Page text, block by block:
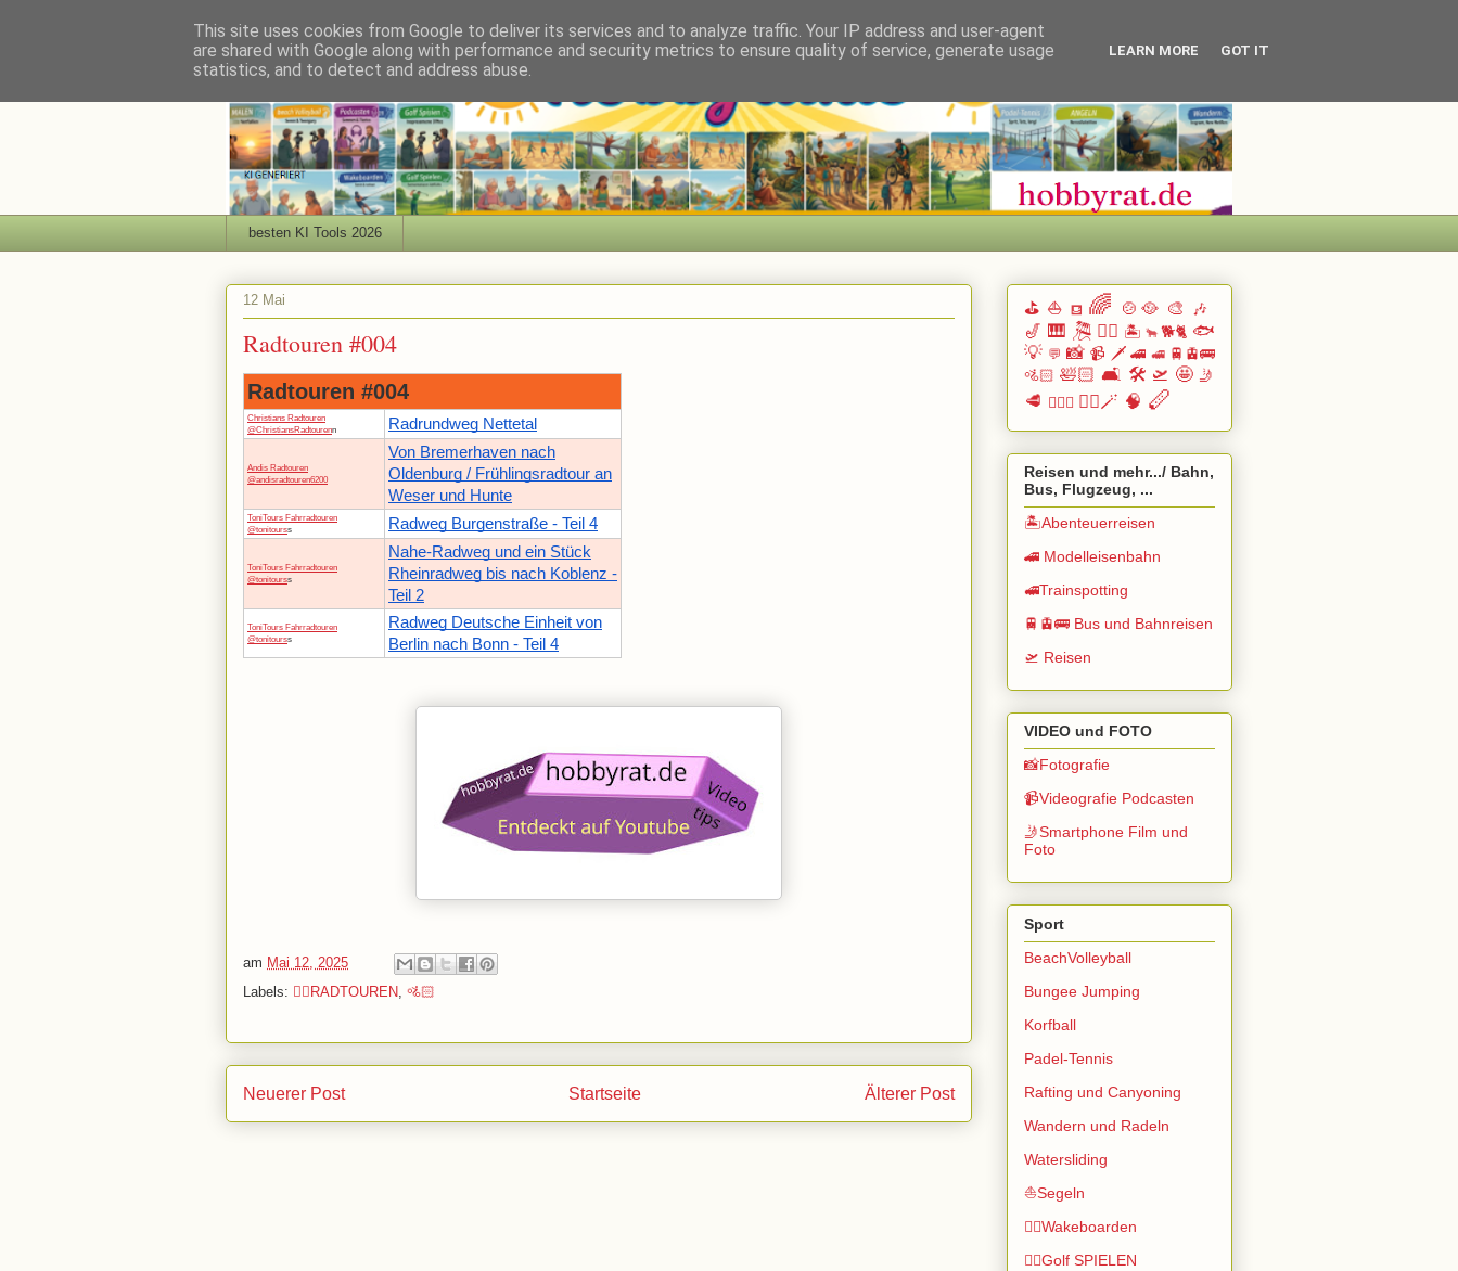
besten KI Tools 2026
12 Mai
Radtouren #004
Radtouren #004
Christians Radtouren
@ChristiansRadtourenn Radrundweg Nettetal
Andis Radtouren
@andisradtouren6200
Von Bremerhaven nach
Oldenburg / Frühlingsradtour an
Weser und Hunte
ToniTours Fahrradtouren
@tonitourss Radweg Burgenstraße - Teil 4
ToniTours Fahrradtouren
@tonitourss
Nahe-Radweg und ein Stück
Rheinradweg bis nach Koblenz -
Teil 2
ToniTours Fahrradtouren
@tonitourss
Radweg Deutsche Einheit von
Berlin nach Bonn - Teil 4
am Mai 12, 2025
Labels: 🚴‍♂️RADTOUREN 🚵🏻
Neuerer Post Älterer Post
Startseite
⛳ ⛵ ⛾ 🌈 🍲🥘 🎨 🎶
🎷 🎹 🎘 🏄🏽 🏝️ 🐂 🐕🐈 🐟
💡 💬 📸 📹 🗡️ 🚄 🚅 🚆🚊🚌
🚵🏻 🛀🏻 🛋️ 🛠️ 🛫 🤩 🤳
🥩 🧗🏻‍♀️ 🧙‍♂️🪄 🧠 🪈
Reisen und mehr.../ Bahn,
Bus, Flugzeug, ...
🏝️Abenteuerreisen
🚄 Modelleisenbahn
🚅Trainspotting
🚆🚊🚌 Bus und Bahnreisen
🛫 Reisen
VIDEO und FOTO
📸Fotografie
📹Videografie Podcasten
🤳Smartphone Film und
Foto
Sport
BeachVolleyball
Bungee Jumping
Korfball
Padel-Tennis
Rafting und Canyoning
Wandern und Radeln
Watersliding
⛵Segeln
🏄🏽Wakeboarden
🏌️‍♂️Golf SPIELEN
This site uses cookies from Google to deliver its services and to analyze traffic. Your IP address and user-agent
are shared with Google along with performance and security metrics to ensure quality of service, generate usage
statistics, and to detect and address abuse.
LEARN MORE GOT IT